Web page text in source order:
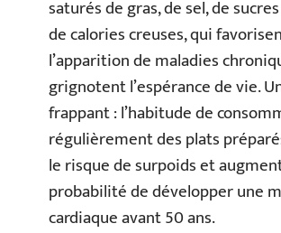
saturés de gras, de sel, de
de calories creuses, qui
l’apparition de maladies
grignotent l’espérance de vie.
frappant : l’habitude de
régulièrement des plats
le risque de surpoids et
probabilité de développer une
cardiaque avant 50 ans.